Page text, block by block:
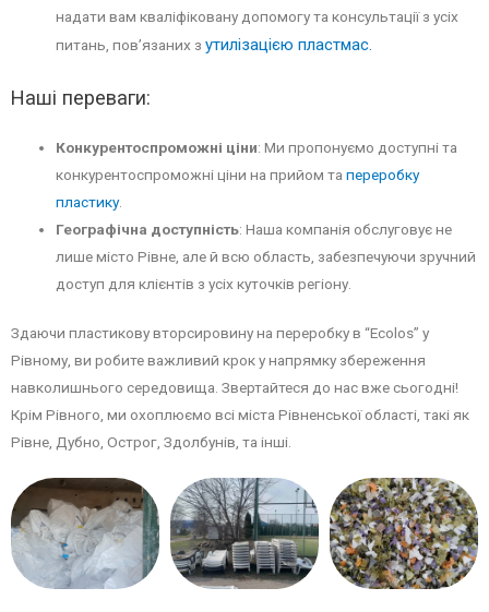
надати вам кваліфіковану допомогу та консультації з усіх
питань, пов’язаних зутилізацією пластмас.
Наші переваги:
Конкурентоспроможні ціни: Ми пропонуємо доступні та
конкурентоспроможні ціни на прийом тапереробку
пластику.
Географічна доступність: Наша компанія обслуговує не
лише місто Рівне, але й всю область, забезпечуючи зручний
доступ для клієнтів з усіх куточків регіону.
Здаючи пластикову вторсировину на переробку в “Ecolos” у
Рівному, ви робите важливий крок у напрямку збереження
навколишнього середовища. Звертайтеся до нас вже сьогодні!
Крім Рівного, ми охоплюємо всі міста Рівненської області, такі як
Рівне, Дубно, Острог, Здолбунів, та інші.